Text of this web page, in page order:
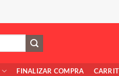
FINALIZAR COMPRA